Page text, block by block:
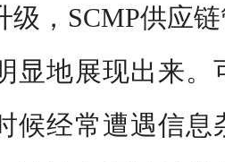
级，SCMP供应
显地展现出来。
候经常遭遇信息